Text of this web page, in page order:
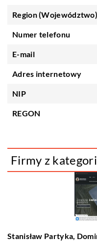
Region (Województwo)
Numer telefonu
E-mail
Adres internetowy
NIP
REGON
Firmy z
Stanisław Partyka,